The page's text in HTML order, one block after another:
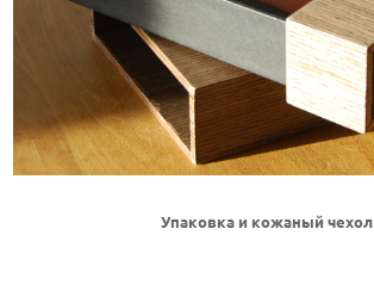
Упаковка и кожаный чехол